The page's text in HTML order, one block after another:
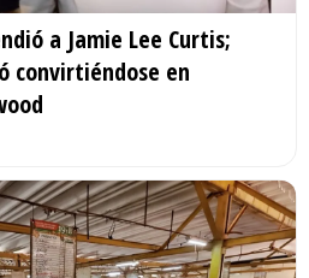
a Jamie Lee Curtis;
convirtiéndose en